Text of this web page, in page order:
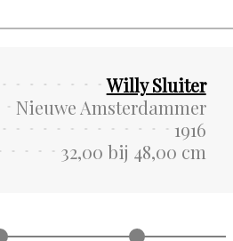
Willy Sluiter
Nieuwe Amsterdammer
1916
32,00 bij 48,00 cm